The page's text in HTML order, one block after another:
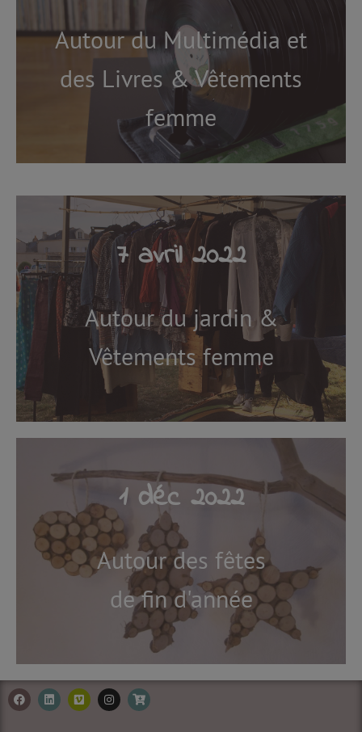
Autour du Multimédia et
des Livres & Vêtements
femme
7 avril 2022
Autour du jardin &
Vêtements femme
1 déc 2022
Autour des fêtes
de fin d'année